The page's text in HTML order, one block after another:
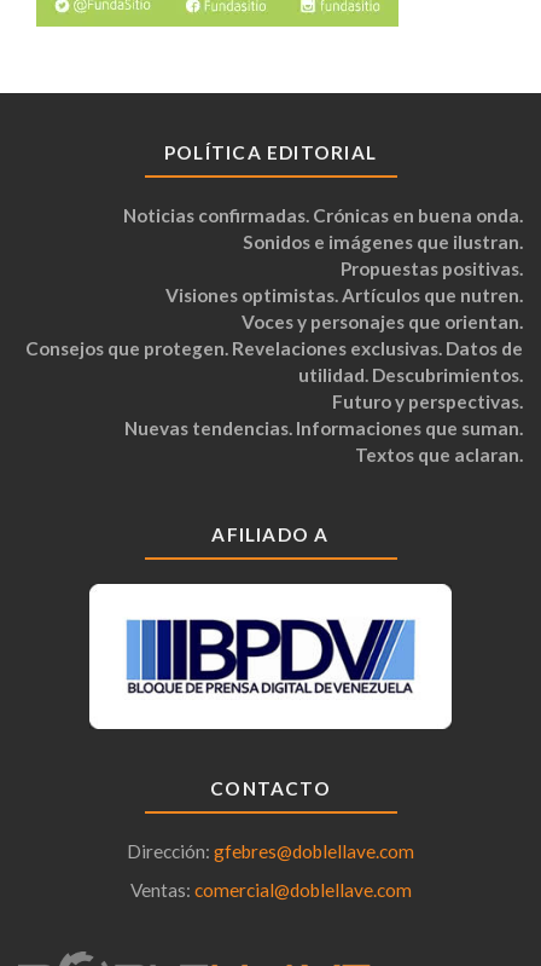
POLÍTICA EDITORIAL
Noticias confirmadas. Crónicas en buena onda.
Sonidos e imágenes que ilustran.
Propuestas positivas.
Visiones optimistas. Artículos que nutren.
Voces y personajes que orientan.
Consejos que protegen. Revelaciones exclusivas. Datos de
utilidad. Descubrimientos.
Futuro y perspectivas.
Nuevas tendencias. Informaciones que suman.
Textos que aclaran.
AFILIADO A
CONTACTO
Dirección: gfebres@doblellave.com
Ventas: comercial@doblellave.com